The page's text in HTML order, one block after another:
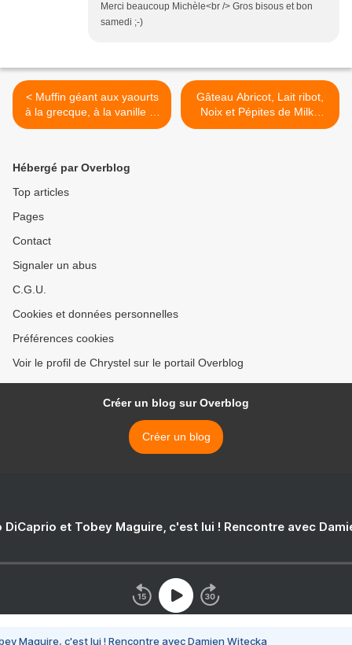
Merci beaucoup Michèle<br /> Gros bisous et bon
samedi ;-)
< Muffin géant aux yaourts
à la grecque, à la vanille et
boules pralinées ! Ho ho ho
Gâteau Abricot, Lait ribot,
Noix et Pépites de Milka
Daim® >
Hébergé par Overblog
Top articles
Pages
Contact
Signaler un abus
C.G.U.
Cookies et données personnelles
Préférences cookies
Voir le profil de Chrystel sur le portail Overblog
Créer un blog sur Overblog
Créer un blog
DiCaprio et Tobey Maguire, c'est lui ! Rencontre avec
Maguire, c'est lui ! Rencontre avec Damien Witecka